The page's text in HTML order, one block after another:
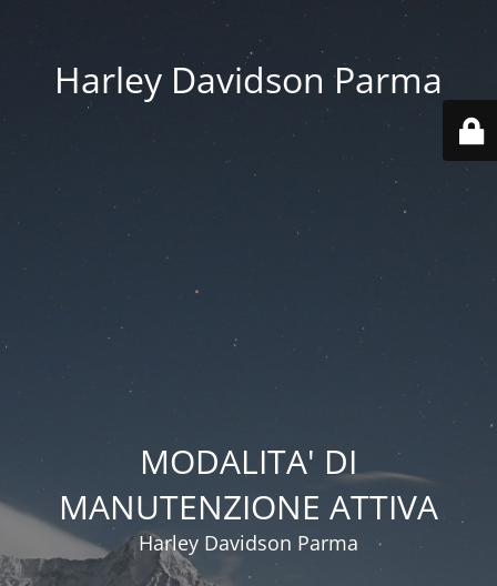
Harley Davidson Parma
MODALITA' DI
MANUTENZIONE ATTIVA
Harley Davidson Parma